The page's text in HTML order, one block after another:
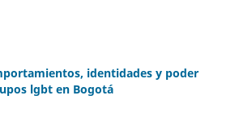
identidades y poder
lgbt en Bogotá